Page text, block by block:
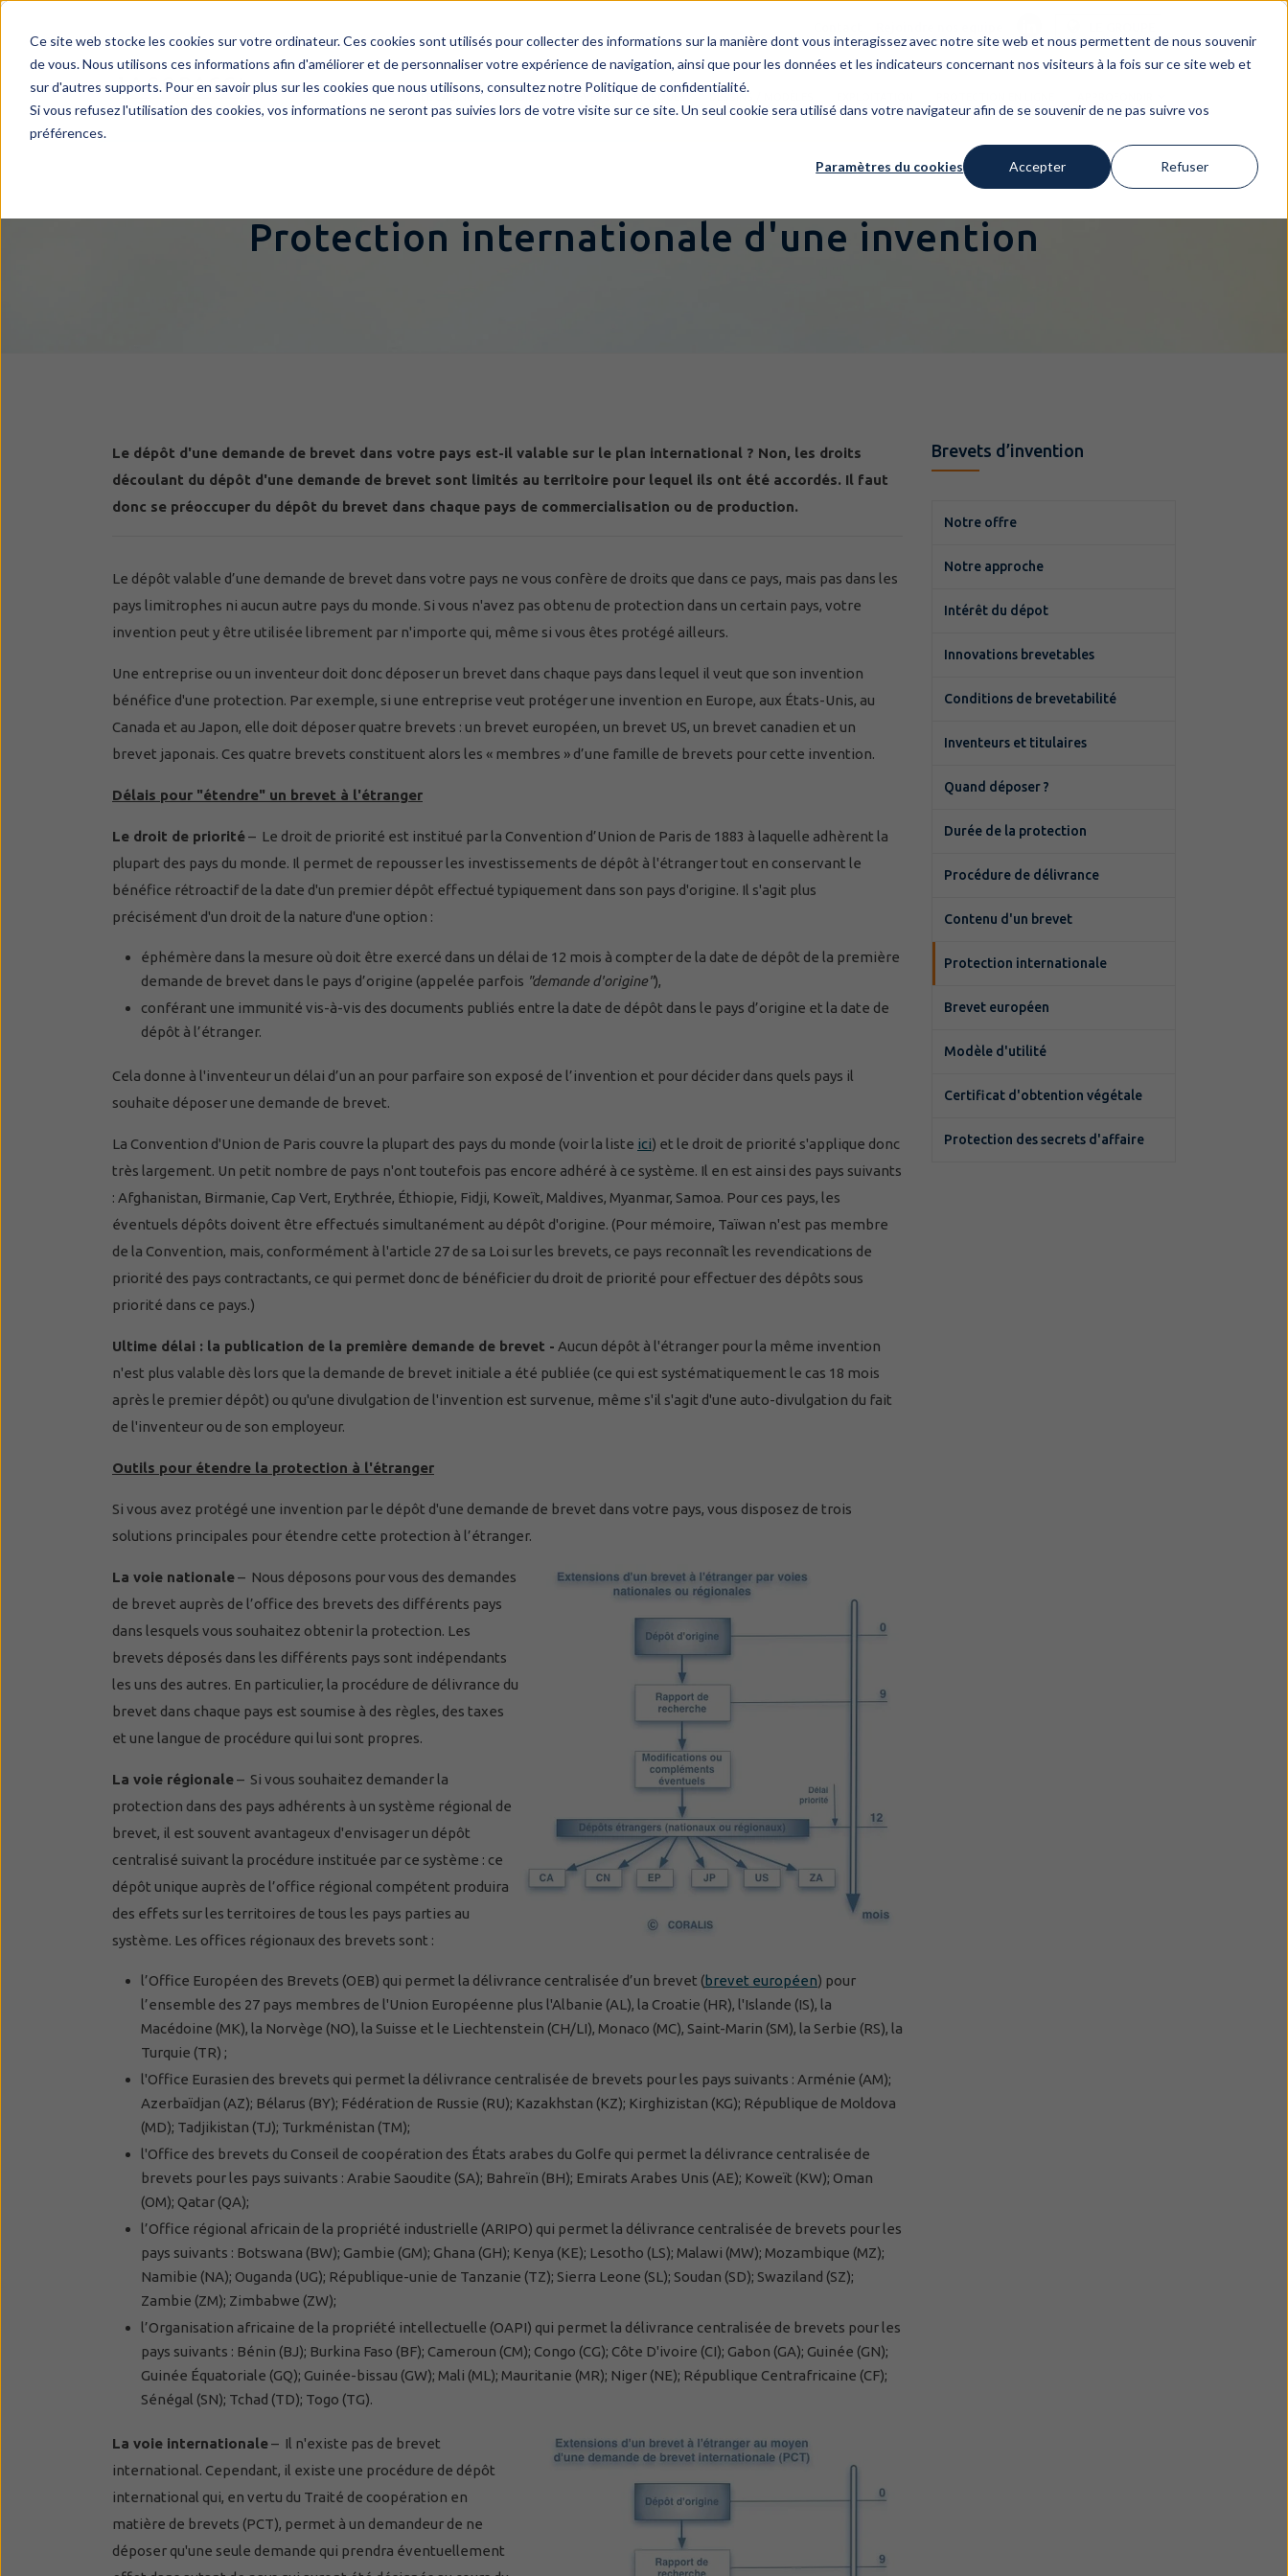
Ce site web stocke les cookies sur votre ordinateur. Ces cookies sont utilisés pour collecter des informations sur la manière dont vous interagissez avec notre site web et nous permettent de nous souvenir
de vous. Nous utilisons ces informations afin d'améliorer et de personnaliser votre expérience de navigation, ainsi que pour les données et les indicateurs concernant nos visiteurs à la fois sur ce site web et
sur d'autres supports. Pour en savoir plus sur les cookies que nous utilisons, consultez notre Politique de confidentialité.
Si vous refusez l'utilisation des cookies, vos informations ne seront pas suivies lors de votre visite sur ce site. Un seul cookie sera utilisé dans votre navigateur afin de se souvenir de ne pas suivre vos
préférences.
Paramètres du cookies Accepter Refuser
Protection internationale d'une invention
Le dépôt d'une demande de brevet dans votre pays est-il valable sur le plan international ? Non, les droits
découlant du dépôt d'une demande de brevet sont limités au territoire pour lequel ils ont été accordés. Il faut
donc se préoccuper du dépôt du brevet dans chaque pays de commercialisation ou de production.
Le dépôt valable d’une demande de brevet dans votre pays ne vous confère de droits que dans ce pays, mais pas dans les
pays limitrophes ni aucun autre pays du monde. Si vous n'avez pas obtenu de protection dans un certain pays, votre
invention peut y être utilisée librement par n'importe qui, même si vous êtes protégé ailleurs.
Une entreprise ou un inventeur doit donc déposer un brevet dans chaque pays dans lequel il veut que son invention
bénéfice d'une protection. Par exemple, si une entreprise veut protéger une invention en Europe, aux États-Unis, au
Canada et au Japon, elle doit déposer quatre brevets : un brevet européen, un brevet US, un brevet canadien et un
brevet japonais. Ces quatre brevets constituent alors les « membres » d’une famille de brevets pour cette invention.
Délais pour "étendre" un brevet à l'étranger
Le droit de priorité– Le droit de priorité est institué par la Convention d’Union de Paris de 1883 à laquelle adhèrent la
plupart des pays du monde. Il permet de repousser les investissements de dépôt à l'étranger tout en conservant le
bénéfice rétroactif de la date d'un premier dépôt effectué typiquement dans son pays d'origine. Il s'agit plus
précisément d'un droit de la nature d'une option :
éphémère dans la mesure où doit être exercé dans un délai de 12 mois à compter de la date de dépôt de la première
demande de brevet dans le pays d’origine (appelée parfois "demande d'origine"),
conférant une immunité vis-à-vis des documents publiés entre la date de dépôt dans le pays d’origine et la date de
dépôt à l’étranger.
Cela donne à l'inventeur un délai d’un an pour parfaire son exposé de l’invention et pour décider dans quels pays il
souhaite déposer une demande de brevet.
La Convention d'Union de Paris couvre la plupart des pays du monde (voir la liste ici) et le droit de priorité s'applique donc
très largement. Un petit nombre de pays n'ont toutefois pas encore adhéré à ce système. Il en est ainsi des pays suivants
: Afghanistan, Birmanie, Cap Vert, Erythrée, Éthiopie, Fidji, Koweït, Maldives, Myanmar, Samoa. Pour ces pays, les
éventuels dépôts doivent être effectués simultanément au dépôt d'origine. (Pour mémoire, Taïwan n'est pas membre
de la Convention, mais, conformément à l'article 27 de sa Loi sur les brevets, ce pays reconnaît les revendications de
priorité des pays contractants, ce qui permet donc de bénéficier du droit de priorité pour effectuer des dépôts sous
priorité dans ce pays.)
Ultime délai : la publication de la première demande de brevet - Aucun dépôt à l'étranger pour la même invention
n'est plus valable dès lors que la demande de brevet initiale a été publiée (ce qui est systématiquement le cas 18 mois
après le premier dépôt) ou qu'une divulgation de l'invention est survenue, même s'il s'agit d'une auto-divulgation du fait
de l'inventeur ou de son employeur.
Outils pour étendre la protection à l'étranger
Si vous avez protégé une invention par le dépôt d'une demande de brevet dans votre pays, vous disposez de trois
solutions principales pour étendre cette protection à l’étranger.
La voie nationale– Nous déposons pour vous des demandes
de brevet auprès de l’office des brevets des différents pays
dans lesquels vous souhaitez obtenir la protection. Les
brevets déposés dans les différents pays sont indépendants
les uns des autres. En particulier, la procédure de délivrance du
brevet dans chaque pays est soumise à des règles, des taxes
et une langue de procédure qui lui sont propres.
La voie régionale– Si vous souhaitez demander la
protection dans des pays adhérents à un système régional de
brevet, il est souvent avantageux d'envisager un dépôt
centralisé suivant la procédure instituée par ce système : ce
dépôt unique auprès de l’office régional compétent produira
des effets sur les territoires de tous les pays parties au
système. Les offices régionaux des brevets sont :
l’Office Européen des Brevets (OEB) qui permet la délivrance centralisée d’un brevet (brevet européen) pour
l’ensemble des 27 pays membres de l'Union Européenne plus l'Albanie (AL), la Croatie (HR), l'Islande (IS), la
Macédoine (MK), la Norvège (NO), la Suisse et le Liechtenstein (CH/LI), Monaco (MC), Saint-Marin (SM), la Serbie (RS), la
Turquie (TR) ;
l'Office Eurasien des brevets qui permet la délivrance centralisée de brevets pour les pays suivants : Arménie (AM);
Azerbaïdjan (AZ); Bélarus (BY); Fédération de Russie (RU); Kazakhstan (KZ); Kirghizistan (KG); République de Moldova
(MD); Tadjikistan (TJ); Turkménistan (TM);
l'Office des brevets du Conseil de coopération des États arabes du Golfe qui permet la délivrance centralisée de
brevets pour les pays suivants : Arabie Saoudite (SA); Bahreïn (BH); Emirats Arabes Unis (AE); Koweït (KW); Oman
(OM); Qatar (QA);
l’Office régional africain de la propriété industrielle (ARIPO) qui permet la délivrance centralisée de brevets pour les
pays suivants : Botswana (BW); Gambie (GM); Ghana (GH); Kenya (KE); Lesotho (LS); Malawi (MW); Mozambique (MZ);
Namibie (NA); Ouganda (UG); République-unie de Tanzanie (TZ); Sierra Leone (SL); Soudan (SD); Swaziland (SZ);
Zambie (ZM); Zimbabwe (ZW);
l’Organisation africaine de la propriété intellectuelle (OAPI) qui permet la délivrance centralisée de brevets pour les
pays suivants : Bénin (BJ); Burkina Faso (BF); Cameroun (CM); Congo (CG); Côte D'ivoire (CI); Gabon (GA); Guinée (GN);
Guinée Équatoriale (GQ); Guinée-bissau (GW); Mali (ML); Mauritanie (MR); Niger (NE); République Centrafricaine (CF);
Sénégal (SN); Tchad (TD); Togo (TG).
La voie internationale– Il n'existe pas de brevet
international. Cependant, il existe une procédure de dépôt
international qui, en vertu du Traité de coopération en
matière de brevets (PCT), permet à un demandeur de ne
déposer qu'une seule demande qui prendra éventuellement
Brevets d’invention
Notre offre
Notre approche
Intérêt du dépot
Innovations brevetables
Conditions de brevetabilité
Inventeurs et titulaires
Quand déposer ?
Durée de la protection
Procédure de délivrance
Contenu d'un brevet
Protection internationale
Brevet européen
Modèle d'utilité
Certificat d'obtention végétale
Protection des secrets d'affaire